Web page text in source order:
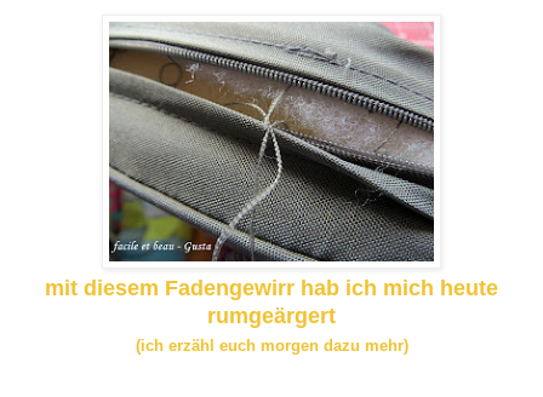
mit diesem Fadengewirr hab ich mich heute
rumgeärgert
(ich erzähl euch morgen dazu mehr)